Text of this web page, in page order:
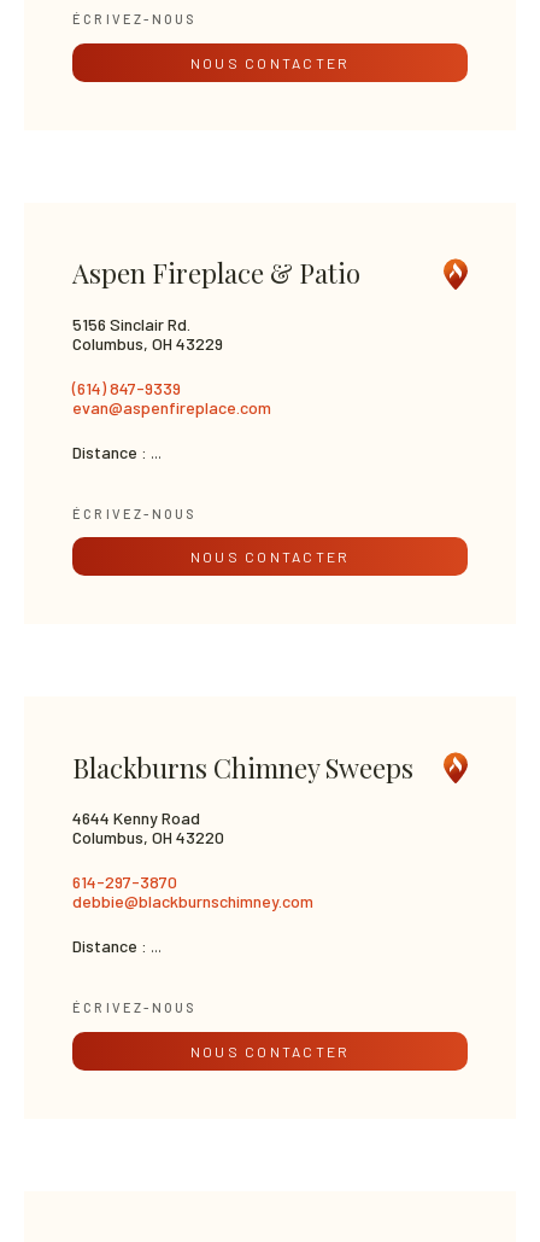
ÉCRIVEZ-NOUS
NOUS CONTACTER
Aspen Fireplace & Patio
5156 Sinclair Rd.
Columbus, OH 43229
(614) 847-9339
evan@aspenfireplace.com
Distance : ...
ÉCRIVEZ-NOUS
NOUS CONTACTER
Blackburns Chimney Sweeps
4644 Kenny Road
Columbus, OH 43220
614-297-3870
debbie@blackburnschimney.com
Distance : ...
ÉCRIVEZ-NOUS
NOUS CONTACTER